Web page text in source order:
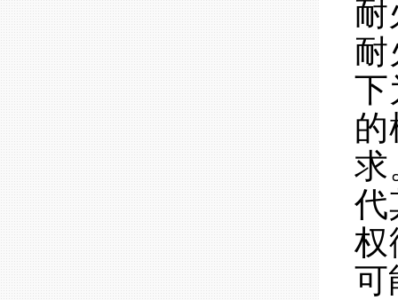
耐
耐
下
的
求
代
权
可